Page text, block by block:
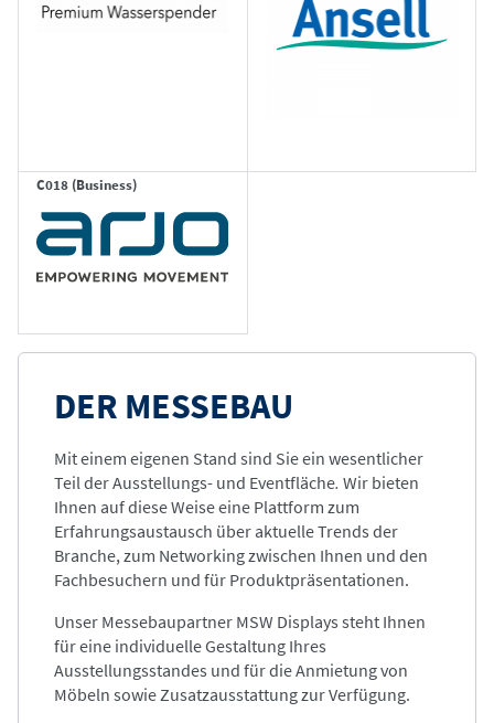
C018 (Business)
DER MESSEBAU
Mit einem eigenen Stand sind Sie ein wesentlicher
Teil der Ausstellungs- und Eventfläche. Wir bieten
Ihnen auf diese Weise eine Plattform zum
Erfahrungsaustausch über aktuelle Trends der
Branche, zum Networking zwischen Ihnen und den
Fachbesuchern und für Produktpräsentationen.
Unser Messebaupartner MSW Displays steht Ihnen
für eine individuelle Gestaltung Ihres
Ausstellungsstandes und für die Anmietung von
Möbeln sowie Zusatzausstattung zur Verfügung.